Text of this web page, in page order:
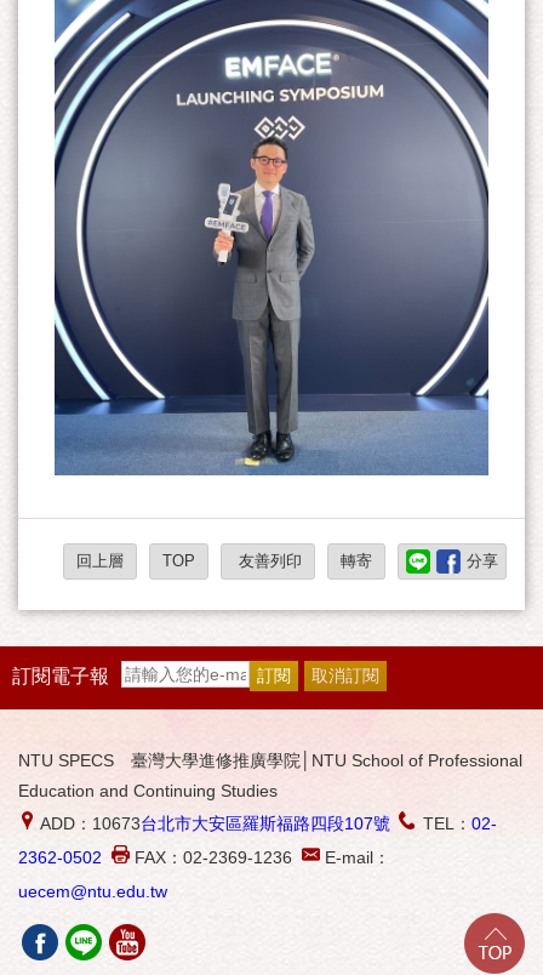
回上層 TOP 友善列印 轉寄 分享
訂閱電子報
NTU SPECS 臺灣大學進修推廣學院│NTU School of Professional
Education and Continuing Studies
ADD：10673台北市大安區羅斯福路四段107號 TEL： 02-
2362-0502
FAX：02-2369-1236
E-mail：
uecem@ntu.edu.tw